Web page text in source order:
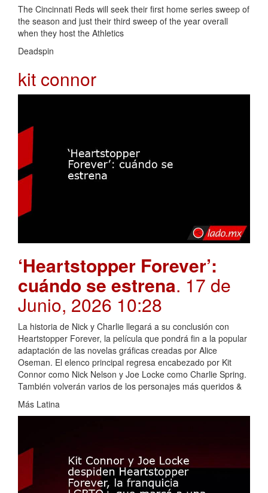
The Cincinnati Reds will seek their first home series sweep of
the season and just their third sweep of the year overall
when they host the Athletics
Deadspin
kit connor
‘Heartstopper Forever’:
cuándo se estrena. 17 de
Junio, 2026 10:28
La historia de Nick y Charlie llegará a su conclusión con
Heartstopper Forever, la película que pondrá fin a la popular
adaptación de las novelas gráficas creadas por Alice
Oseman. El elenco principal regresa encabezado por Kit
Connor como Nick Nelson y Joe Locke como Charlie Spring.
También volverán varios de los personajes más queridos &
Más Latina